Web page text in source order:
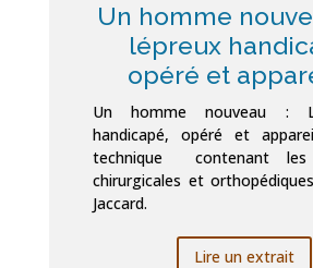
Un homme
lépreux
opéré et
Un homme nouveau :
handicapé, opéré et
technique contenant les
chirurgicales et
Jaccard.
Lire un extrait